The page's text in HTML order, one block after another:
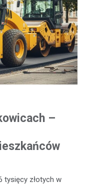
–
tysięcy złotych w